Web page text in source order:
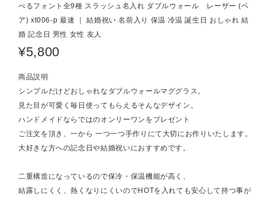
べるフォント全9種 スラッシュ名入れ ダブルウォール レーザー (ペ
ア) xt006-p 最速 ｜ 結婚祝い 名前入り 保温 冷温 誕生日 おしゃれ 結
婚 記念日 男性 女性 友人
¥5,800
商品説明
シンプルだけどおしゃれなダブルウォールマググラス。
見た目が可愛く毎日使ってもらえるそんなデザイン。
ハンドメイドならではのオンリーワンをプレゼント
ご注文を頂き、一から 一つ一つ手作りにて大切にお作りいたします。
大好きな方への記念日や結婚祝いにおすすめです。
二重構造になっているので保冷・保温機能が高く、
結露しにくく、熱くなりにくいのでHOTを入れても安心して持つ事が